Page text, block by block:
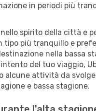
in periodi più
spirito della città e
tipo più tranquillo e
nella bassa
del tuo viaggio,
alcune attività da
e bassa stagione.